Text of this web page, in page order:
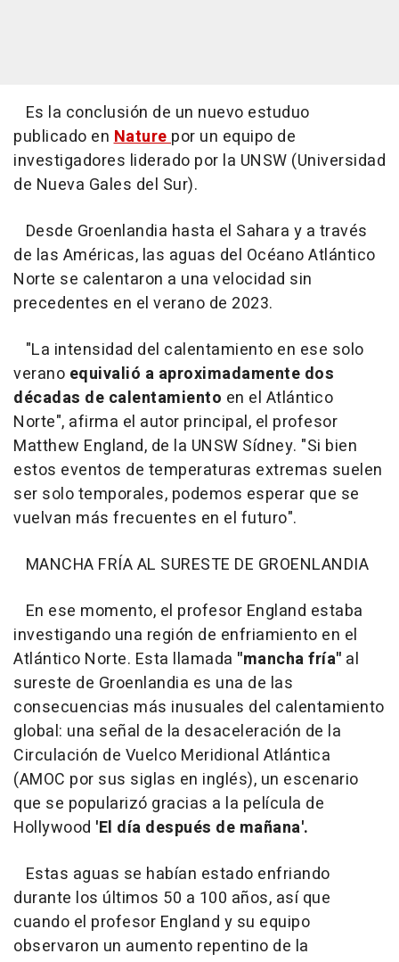
Es la conclusión de un nuevo estuduo
publicado enNaturepor un equipo de
investigadores liderado por la UNSW (Universidad
de Nueva Gales del Sur).
Desde Groenlandia hasta el Sahara y a través
de las Américas, las aguas del Océano Atlántico
Norte se calentaron a una velocidad sin
precedentes en el verano de 2023.
"La intensidad del calentamiento en ese solo
verano equivalió a aproximadamente dos
décadas de calentamiento en el Atlántico
Norte", afirma el autor principal, el profesor
Matthew England, de la UNSW Sídney. "Si bien
estos eventos de temperaturas extremas suelen
ser solo temporales, podemos esperar que se
vuelvan más frecuentes en el futuro".
MANCHA FRÍA AL SURESTE DE GROENLANDIA
En ese momento, el profesor England estaba
investigando una región de enfriamiento en el
Atlántico Norte. Esta llamada "mancha fría" al
sureste de Groenlandia es una de las
consecuencias más inusuales del calentamiento
global: una señal de la desaceleración de la
Circulación de Vuelco Meridional Atlántica
(AMOC por sus siglas en inglés), un escenario
que se popularizó gracias a la película de
Hollywood 'El día después de mañana'.
Estas aguas se habían estado enfriando
durante los últimos 50 a 100 años, así que
cuando el profesor England y su equipo
observaron un aumento repentino de la